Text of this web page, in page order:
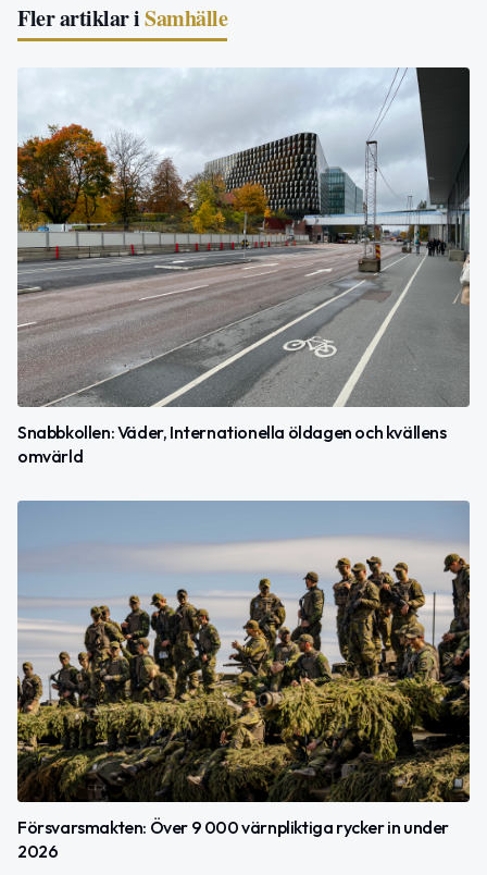
Fler artiklar iSamhälle
Snabbkollen: Väder, Internationella öldagen och kvällens
omvärld
Försvarsmakten: Över 9 000 värnpliktiga rycker in under
2026